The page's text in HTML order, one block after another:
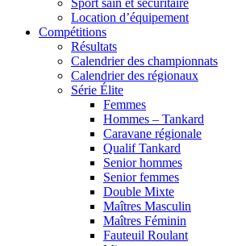
Sport sain et sécuritaire
Location d’équipement
Compétitions
Résultats
Calendrier des championnats
Calendrier des régionaux
Série Élite
Femmes
Hommes – Tankard
Caravane régionale
Qualif Tankard
Senior hommes
Senior femmes
Double Mixte
Maîtres Masculin
Maîtres Féminin
Fauteuil Roulant